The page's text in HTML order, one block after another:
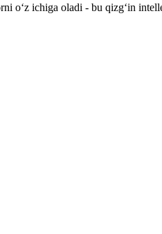
o‘z ichiga oladi - bu qizg‘in